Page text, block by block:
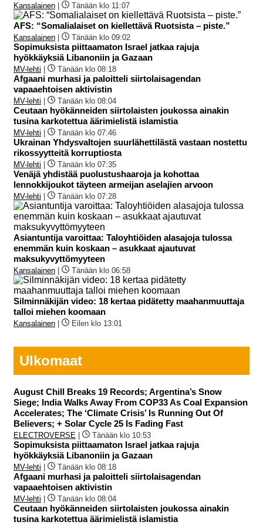
Kansalainen Tänään klo 11:07
AFS: “Somalialaiset on kiellettävä Ruotsista – piste.”
Kansalainen Tänään klo 09:02
Sopimuksista piittaamaton Israel jatkaa rajuja
hyökkäyksiä Libanoniin ja Gazaan
MV-lehti Tänään klo 08:18
Afgaani murhasi ja paloitteli siirtolaisagendan
vapaaehtoisen aktivistin
MV-lehti Tänään klo 08:04
Ceutaan hyökänneiden siirtolaisten joukossa ainakin
tusina karkotettua äärimielistä islamistia
MV-lehti Tänään klo 07:46
Ukrainan Yhdysvaltojen suurlähettilästä vastaan nostettu
rikossyytteitä korruptiosta
MV-lehti Tänään klo 07:35
Venäjä yhdistää puolustushaaroja ja kohottaa
lennokkijoukot täyteen armeijan aselajien arvoon
MV-lehti Tänään klo 07:28
Asiantuntija varoittaa: Taloyhtiöiden alasajoja tulossa
enemmän kuin koskaan – asukkaat ajautuvat
maksukyvyttömyyteen
Kansalainen Tänään klo 06:58
Silminnäkijän video: 18 kertaa pidätetty maahanmuuttaja
talloi miehen koomaan
Kansalainen Eilen klo 13:01
Ulkomaat
August Chill Breaks 19 Records; Argentina’s Snow
Siege; India Walks Away From COP33 As Coal Expansion
Accelerates; The ‘Climate Crisis’ Is Running Out Of
Believers; + Solar Cycle 25 Is Fading Fast
ELECTROVERSE Tänään klo 10:53
Sopimuksista piittaamaton Israel jatkaa rajuja
hyökkäyksiä Libanoniin ja Gazaan
MV-lehti Tänään klo 08:18
Afgaani murhasi ja paloitteli siirtolaisagendan
vapaaehtoisen aktivistin
MV-lehti Tänään klo 08:04
Ceutaan hyökänneiden siirtolaisten joukossa ainakin
tusina karkotettua äärimielistä islamistia